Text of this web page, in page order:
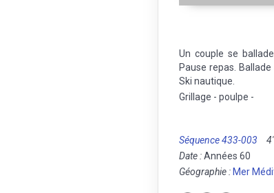
Un couple se
Pause repas.
Ski nautique.
Grillage - poulpe -
Séquence 433-003
Date :Années 60
Géographie : Mer